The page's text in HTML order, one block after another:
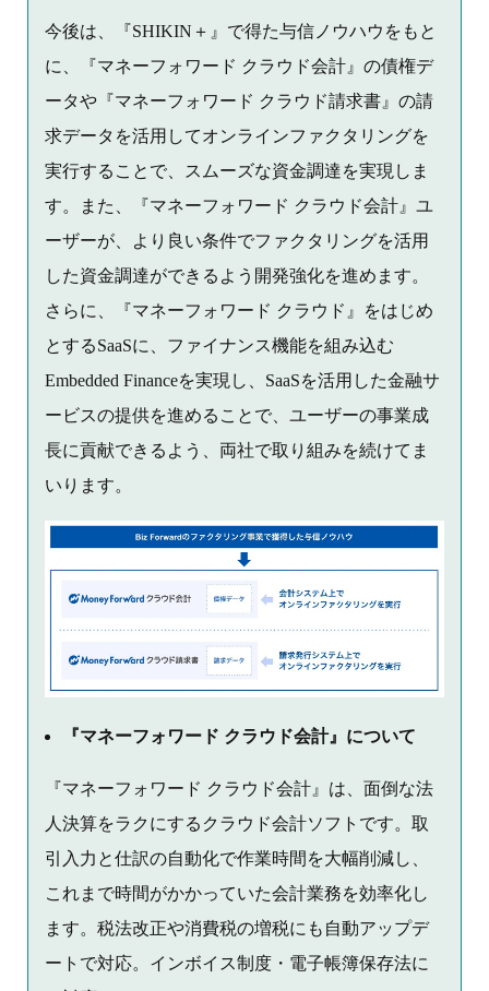
今後は、『SHIKIN＋』で得た与信ノウハウをもと
に、『マネーフォワード クラウド会計』の債権デ
ータや『マネーフォワード クラウド請求書』の請
求データを活用してオンラインファクタリングを
実行することで、スムーズな資金調達を実現しま
す。また、『マネーフォワード クラウド会計』ユ
ーザーが、より良い条件でファクタリングを活用
した資金調達ができるよう開発強化を進めます。
さらに、『マネーフォワード クラウド』をはじめ
とするSaaSに、ファイナンス機能を組み込む
Embedded Financeを実現し、SaaSを活用した金融サ
ービスの提供を進めることで、ユーザーの事業成
長に貢献できるよう、両社で取り組みを続けてま
いります。
『マネーフォワード クラウド会計』について
『マネーフォワード クラウド会計』は、面倒な法
人決算をラクにするクラウド会計ソフトです。取
引入力と仕訳の自動化で作業時間を大幅削減し、
これまで時間がかかっていた会計業務を効率化し
ます。税法改正や消費税の増税にも自動アップデ
ートで対応。インボイス制度・電子帳簿保存法に